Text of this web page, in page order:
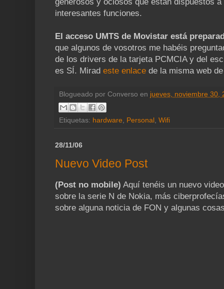
generosos y ociosos que están dispuestos
interesantes funciones.
El acceso UMTS de Movistar está
que algunos de vosotros me habéis
de los drivers de la tarjeta PCMCIA y del
es SÍ. Mirad este enlace de la misma web
Blogueado por Converso en jueves, noviembre 30,
Etiquetas: hardware Personal Wifi
28/11/06
Nuevo Video Post
(Post no mobile) Aquí tenéis un nuevo
sobre la serie N de Nokia, más
sobre alguna noticia de FON y algunas